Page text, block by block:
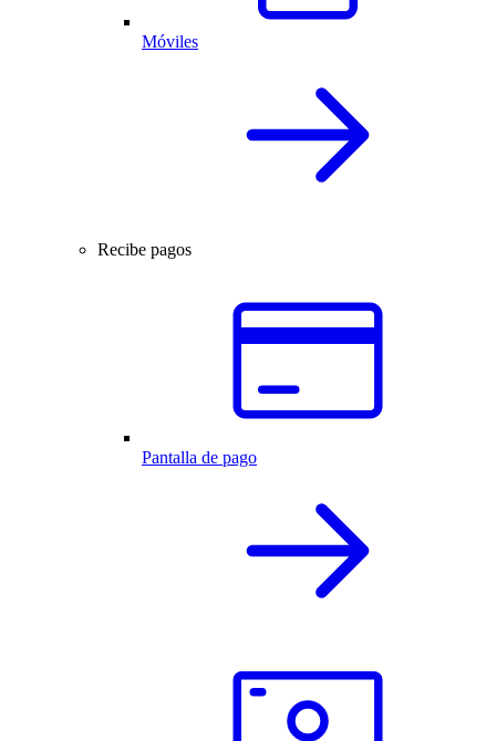
Móviles
Recibe pagos
Pantalla de pago